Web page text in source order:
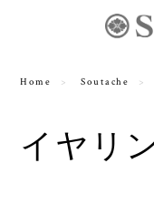
Home Soutache
イヤリ